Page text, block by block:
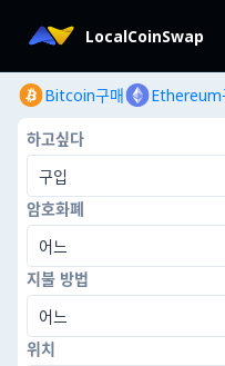
LocalCoinSwap
Bitcoin구매 Ethereum
하고싶다
구입
암호화폐
어느
지불 방법
어느
위치